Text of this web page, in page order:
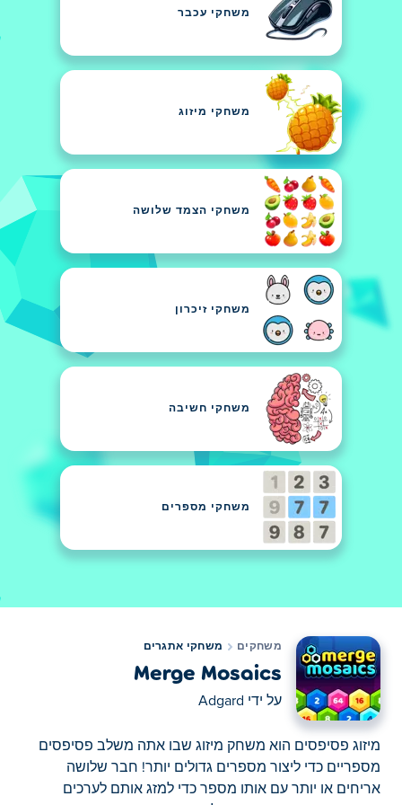
משחקי עכבר
משחקי מיזוג
משחקי הצמד שלושה
משחקי זיכרון
משחקי חשיבה
משחקי מספרים
משחקים משחקי אתגרים
Merge Mosaics
על ידי Adgard
מיזוג פסיפסים הוא משחק מיזוג שבו אתה משלב פסיפסים
מספריים כדי ליצור מספרים גדולים יותר! חבר שלושה
אריחים או יותר עם אותו מספר כדי למזג אותם לערכים